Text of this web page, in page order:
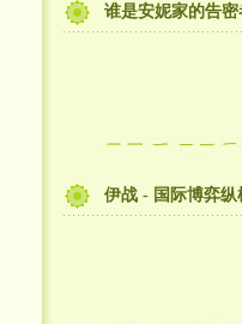
谁是安妮家的告密
伊战 - 国际博弈纵